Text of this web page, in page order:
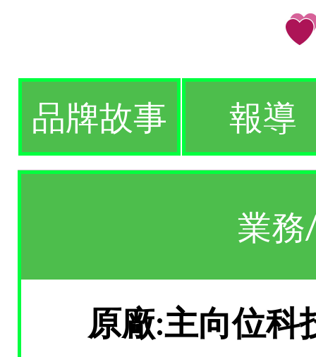
品牌故事 報導
業務
原廠:主向位科